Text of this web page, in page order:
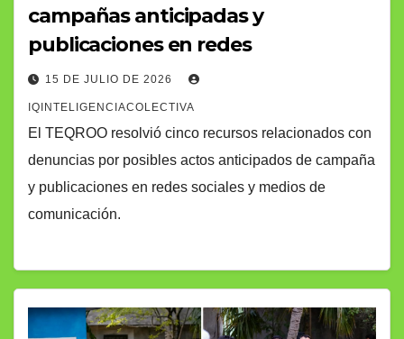
campañas anticipadas y
publicaciones en redes
15 DE JULIO DE 2026
IQINTELIGENCIACOLECTIVA
El TEQROO resolvió cinco recursos relacionados con
denuncias por posibles actos anticipados de campaña
y publicaciones en redes sociales y medios de
comunicación.